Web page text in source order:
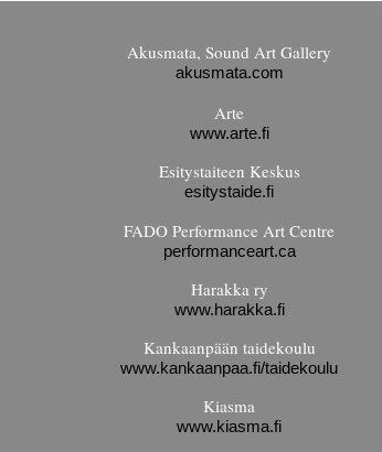
Akusmata, Sound Art Gallery
akusmata.com
Arte
www.arte.fi
Esitystaiteen Keskus
esitystaide.fi
FADO Performance Art Centre
performanceart.ca
Harakka ry
www.harakka.fi
Kankaanpään taidekoulu
www.kankaanpaa.fi/taidekoulu
Kiasma
www.kiasma.fi